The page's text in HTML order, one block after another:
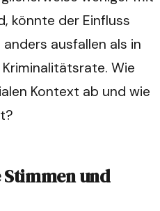
könnte der Einfluss
ausfallen als in
Wie
Kontext ab und wie
und